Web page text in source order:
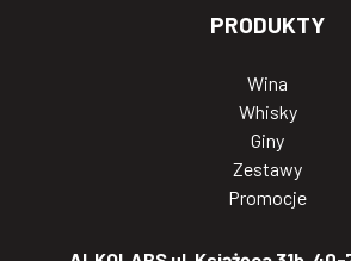
PRODUKTY
Wina
Whisky
Giny
Zestawy
Promocje